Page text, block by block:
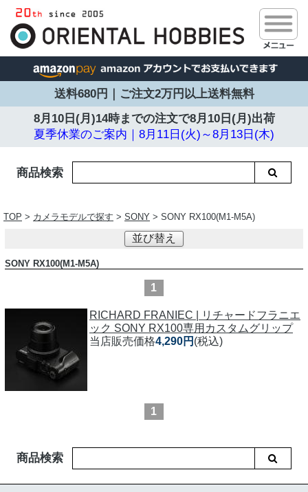
送料680円｜ご注文2万円以上送料無料
8月10日(月)14時までの注文で8月10日(月)出荷
夏季休業のご案内｜8月11日(火)～8月13日(木)
商品検索
TOP > カメラモデルで探す > SONY > SONY RX100(M1-M5A)
並び替え
SONY RX100(M1-M5A)
1
RICHARD FRANIEC | リチャードフラニエ
ック SONY RX100専用カスタムグリップ
当店販売価格4,290円 (税込)
1
商品検索